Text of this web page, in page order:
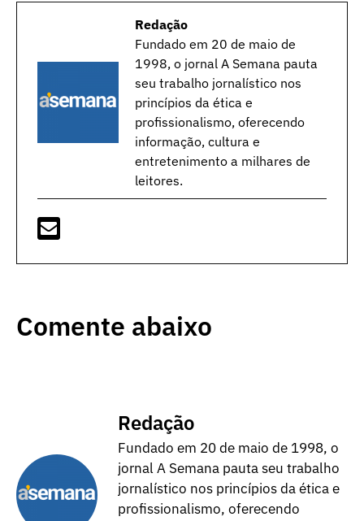
Redação
Fundado em 20 de maio de
1998, o jornal A Semana pauta
seu trabalho jornalístico nos
princípios da ética e
profissionalismo, oferecendo
informação, cultura e
entretenimento a milhares de
leitores.
Comente abaixo
Redação
Fundado em 20 de maio de 1998, o
jornal A Semana pauta seu trabalho
jornalístico nos princípios da ética e
profissionalismo, oferecendo